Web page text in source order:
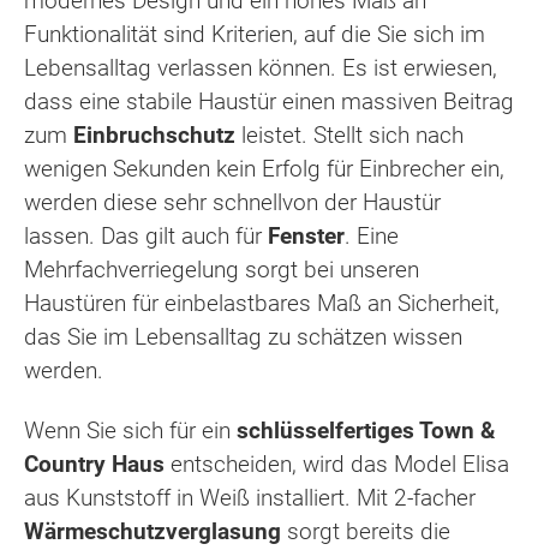
Funktionalität sind Kriterien, auf die Sie sich im
Lebensalltag verlassen können. Es ist erwiesen,
dass eine stabile Haustür einen massiven Beitrag
zum Einbruchschutz leistet. Stellt sich nach
wenigen Sekunden kein Erfolg für Einbrecher ein,
werden diese sehr schnellvon der Haustür
lassen. Das gilt auch für Fenster. Eine
Mehrfachverriegelung sorgt bei unseren
Haustüren für einbelastbares Maß an Sicherheit,
das Sie im Lebensalltag zu schätzen wissen
werden.
Wenn Sie sich für ein schlüsselfertiges Town &
Country Haus entscheiden, wird das Model Elisa
aus Kunststoff in Weiß installiert. Mit 2-facher
Wärmeschutzverglasung sorgt bereits die